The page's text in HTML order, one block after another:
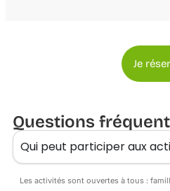
Je
Questions
Qui peut participer aux
Les activités sont ouvertes à tous :